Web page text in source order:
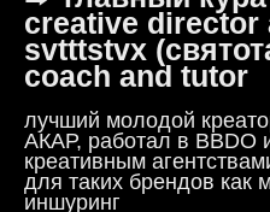
creative director
svtttstvx
coach and tutor
лучший молодой
АКАР, работал в BBDO
креативным
для таких брендов как
иншуринг